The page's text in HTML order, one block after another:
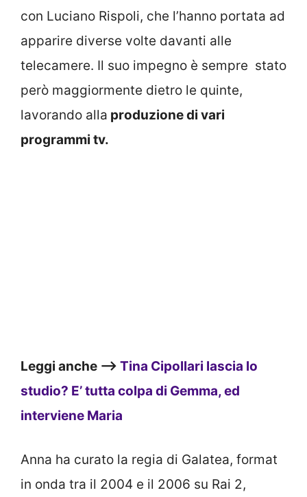
con Luciano Rispoli, che l’hanno portata ad
apparire diverse volte davanti alle
telecamere. Il suo impegno è sempre stato
però maggiormente dietro le quinte,
lavorando alla produzione di vari
programmi tv.
Leggi anche –> Tina Cipollari lascia lo
studio? E’ tutta colpa di Gemma, ed
interviene Maria
Anna ha curato la regia di Galatea, format
in onda tra il 2004 e il 2006 su Rai 2,